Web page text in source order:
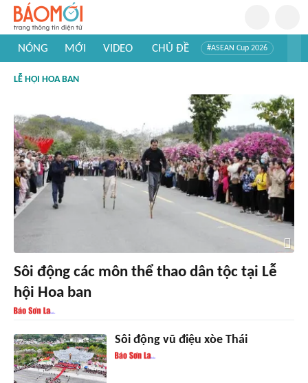
NÓNG MỚI VIDEO CHỦ ĐỀ #ASEAN Cup 2026
#Khám phá thế giới
LỄ HỘI HOA BAN
Sôi động các môn thể thao dân tộc tại Lễ
hội Hoa ban
Sôi động vũ điệu xòe Thái